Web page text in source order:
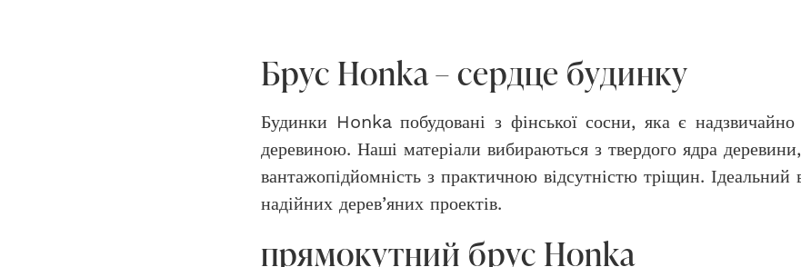
Брус Honka – сердце будинку
Будинки Honka побудовані з фінської сосни, яка є
деревиною. Наші матеріали вибираються з твердого ядра
вантажопідйомність з практичною відсутністю тріщин. Ідеальний
надійних дерев’яних проектів.
прямокутний брус Honka